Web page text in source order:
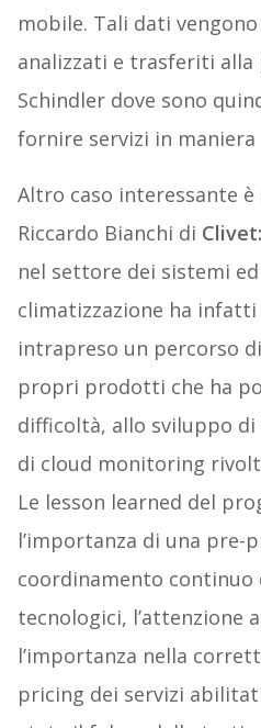
mobile. Tali dati
analizzati e trasferiti
Schindler dove sono
fornire servizi in
Altro caso interessante
Riccardo Bianchi di
nel settore dei sistemi
climatizzazione ha
intrapreso un percorso
propri prodotti che ha
difficoltà, allo sviluppo di
di cloud monitoring
Le lesson learned del
l’importanza di una pre-
coordinamento
tecnologici, l’attenzione
l’importanza nella
pricing dei servizi